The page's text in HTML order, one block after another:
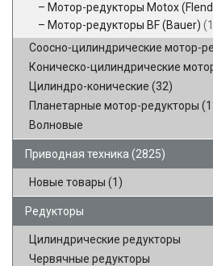
Мотор-редукторы Motox
Мотор-редукторы BF (Bauer)
Соосно-цилиндрические мотор-
Коническо-цилиндрические
Цилиндро-конические (32)
Планетарные мотор-редукторы
Волновые
Приводная техника (2825)
Новые товары (1)
Редукторы
Цилиндрические редукторы
Червячные редукторы